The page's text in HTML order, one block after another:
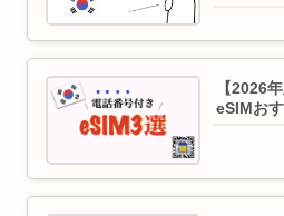
【2026
eSIMお